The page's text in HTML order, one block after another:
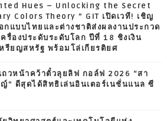
Hues – Unlocking the Secret
Colors Theory ” GIT เปิดเวที! เชิญ
กแบบไทยและต่างชาติส่งผลงานประกวด
รื่องประดับระดับโลก ปีที่ 18 ชิงเงิน
รียญสหรัฐ พร้อมโล่เกียรติยศ
ถวหน้าคว้าตั๋วลุยลิฟ กอล์ฟ 2026 “สา
” ดีสุดได้สิทธิเล่นอินเตอร์เนชั่นแนล ซี